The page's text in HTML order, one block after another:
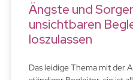
Ängste und
unsichtbaren
loszulassen
Das leidige Thema mit der